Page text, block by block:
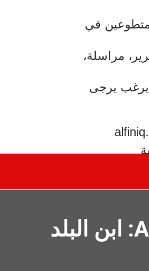
متطوعين في
مراسلة،
يرغب يرجى
ابن البلد